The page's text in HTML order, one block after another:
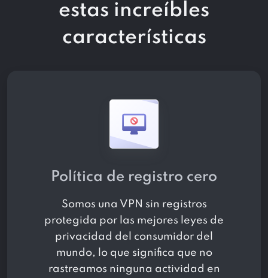
estas increíbles
características
Política de registro cero
Somos una VPN sin registros
protegida por las mejores leyes de
privacidad del consumidor del
mundo, lo que significa que no
rastreamos ninguna actividad en